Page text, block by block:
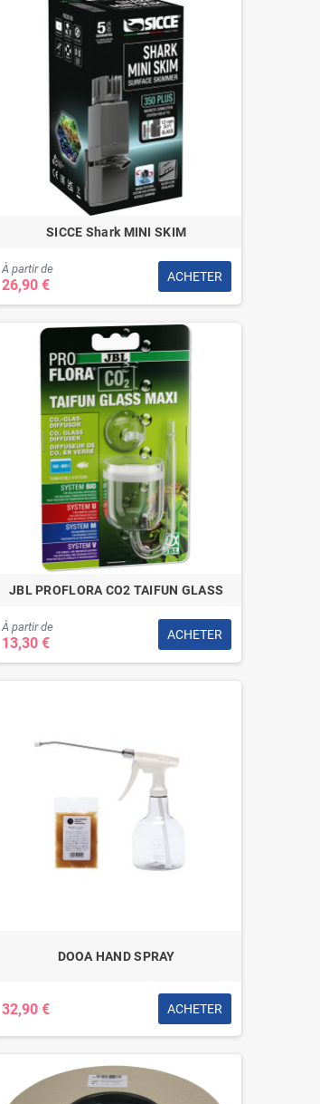
SICCE Shark MINI SKIM
À partir de
26,90 € ACHETER
JBL PROFLORA CO2 TAIFUN GLASS
À partir de
13,30 € ACHETER
DOOA HAND SPRAY
32,90 € ACHETER